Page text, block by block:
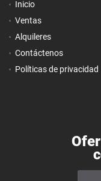
Inicio
Ventas
Alquileres
Contáctenos
Políticas de privacidad